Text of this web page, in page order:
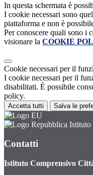
In questa schermata è
I cookie necessari sono
piattaforma e non è
Per conoscere quali sono i
visionare la COOKIE
Cookie necessari per il
I cookie necessari per il
disabilitati. È possibile
policy.
Accetta tutti Salva le
Istituto
Contatti
Istituto Comprensivo